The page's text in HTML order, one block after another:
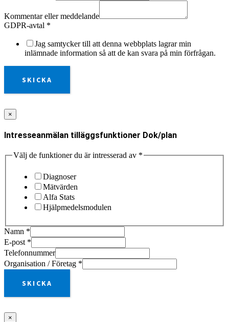
Kommentar eller meddelande
GDPR-avtal *
Jag samtycker till att denna webbplats lagrar min
inlämnade information så att de kan svara på min förfrågan.
SKICKA
×
Intresseanmälan tilläggsfunktioner Dok/plan
Välj de funktioner du är intresserad av *
Diagnoser
Mätvärden
Alfa Stats
Hjälpmedelsmodulen
Namn *
E-post *
Telefonnummer
Organisation / Företag *
SKICKA
×